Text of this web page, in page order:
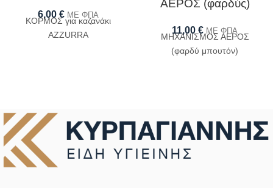
6,00 € ΜΕ ΦΠΑ
ΚΟΡΜΟΣ για καζανάκι
AZZURRA
ΑΕΡΟΣ (φαρδύς)
11,00 € ΜΕ ΦΠΑ
ΜΗΧΑΝΙΣΜΟΣ ΑΕΡΟΣ
(φαρδύ μπουτόν)